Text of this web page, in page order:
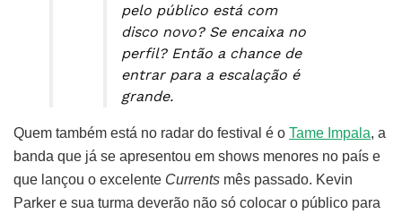
pelo público está com
disco novo? Se encaixa no
perfil? Então a chance de
entrar para a escalação é
grande.
Quem também está no radar do festival é o Tame Impala, a
banda que já se apresentou em shows menores no país e
que lançou o excelente Currents mês passado. Kevin
Parker e sua turma deverão não só colocar o público para